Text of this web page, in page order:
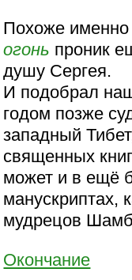
Похоже именно
огонь проник
душу Сергея.
И подобрал
годом позже
западный
священных
может и в ещё
манускриптах,
мудрецов
Окончание